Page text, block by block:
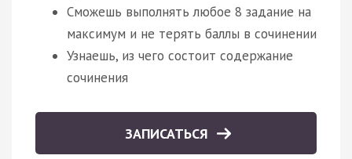
Сможешь выполнять любое 8 задание на
максимум и не терять баллы в сочинении
Узнаешь, из чего состоит содержание
сочинения
ЗАПИСАТЬСЯ